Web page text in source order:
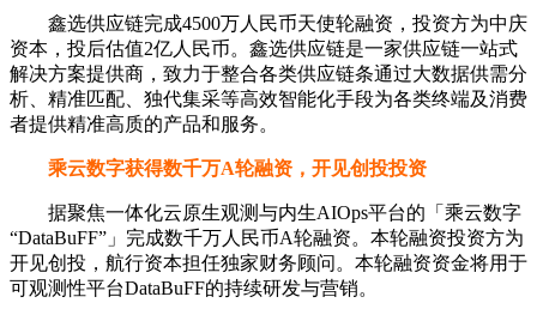
鑫选供应链完成4500万人民币天使轮融资，投资方为中庆
资本，投后估值2亿人民币。鑫选供应链是一家供应链一站式
解决方案提供商，致力于整合各类供应链条通过大数据供需分
析、精准匹配、独代集采等高效智能化手段为各类终端及消费
者提供精准高质的产品和服务。
乘云数字获得数千万A轮融资，开见创投投资
据聚焦一体化云原生观测与内生AIOps平台的「乘云数字
“DataBuFF”」完成数千万人民币A轮融资。本轮融资投资方为
开见创投，航行资本担任独家财务顾问。本轮融资资金将用于
可观测性平台DataBuFF的持续研发与营销。